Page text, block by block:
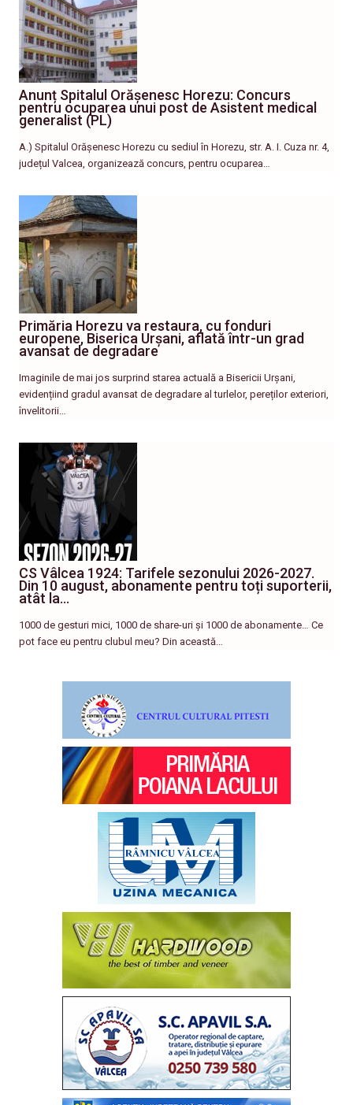
Anunț Spitalul Orășenesc Horezu: Concurs
pentru ocuparea unui post de Asistent medical
generalist (PL)
A.) Spitalul Orășenesc Horezu cu sediul în Horezu, str. A. I. Cuza nr. 4,
județul Valcea, organizează concurs, pentru ocuparea…
Primăria Horezu va restaura, cu fonduri
europene, Biserica Urșani, aflată într-un grad
avansat de degradare
Imaginile de mai jos surprind starea actuală a Bisericii Urșani,
evidențiind gradul avansat de degradare al turlelor, pereților exteriori,
învelitorii…
CS Vâlcea 1924: Tarifele sezonului 2026-2027.
Din 10 august, abonamente pentru toți suporterii,
atât la…
1000 de gesturi mici, 1000 de share-uri și 1000 de abonamente… Ce
pot face eu pentru clubul meu? Din această…